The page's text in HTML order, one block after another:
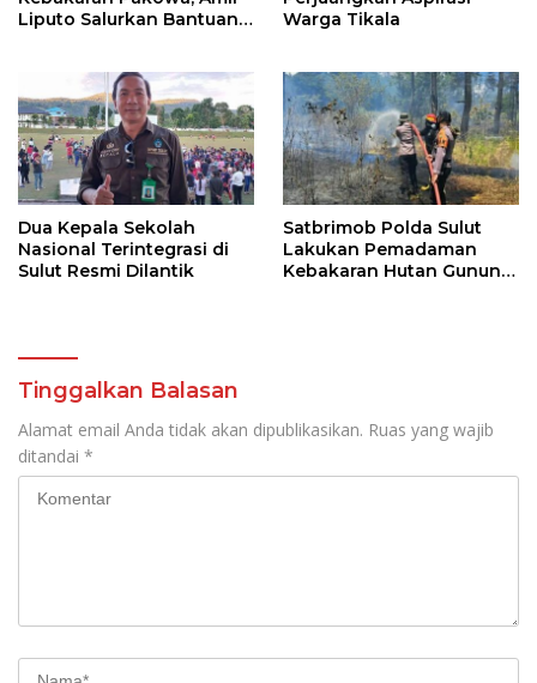
Liputo Salurkan Bantuan
Warga Tikala
Dua Kepala Sekolah
Nasional Terintegrasi di
Sulut Resmi Dilantik
Satbrimob Polda Sulut
Lakukan Pemadaman
Kebakaran Hutan Gunung
Tinggalkan Balasan
Alamat email Anda tidak akan dipublikasikan. Ruas yang wajib
ditandai *